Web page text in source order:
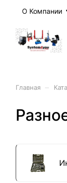
О Компании
Главная